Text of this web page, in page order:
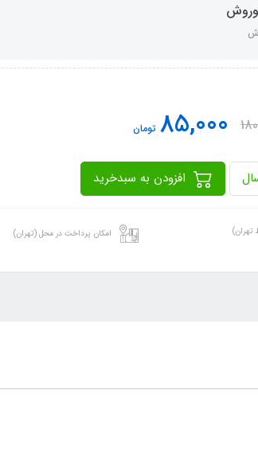
85,000 تومان
تهران) امکان پرداخت در محل (تهران)